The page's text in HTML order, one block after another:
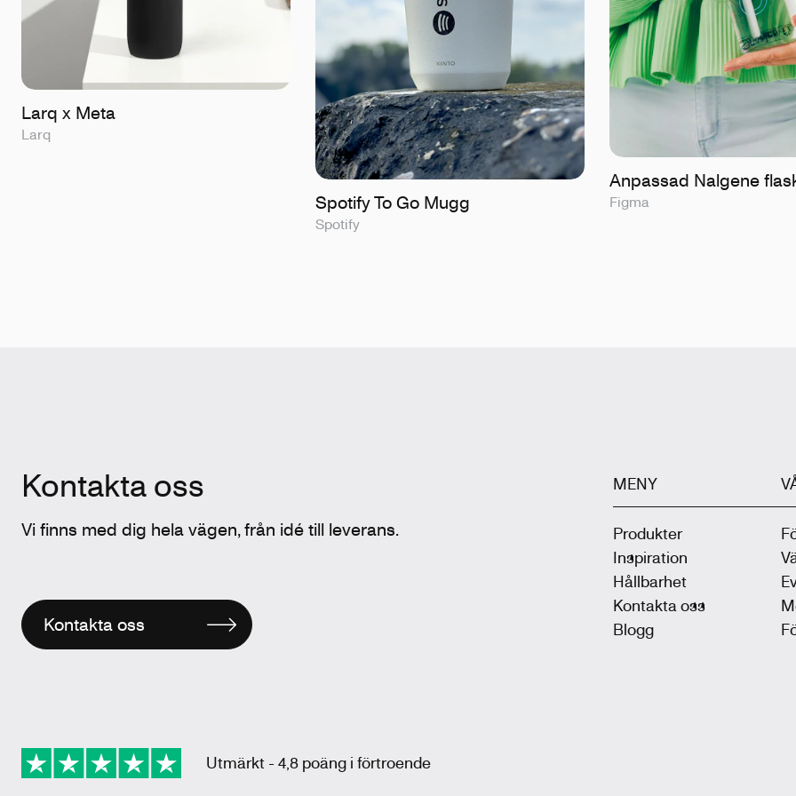
Larq x Meta
Larq
Spotify To Go Mugg
Spotify
Anpassad Nalgene
Figma
Kontakta oss
Vi finns med dig hela vägen, från idé till leverans.
Kontakta oss
Utmärkt - 4,8 poäng i förtroende
MENY
Produkter
Inspiration
Hållbarhet
Kontakta oss
Blogg